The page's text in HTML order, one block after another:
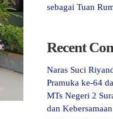
sebagai Tuan
Recent
Naras Suci
Pramuka ke-64
MTs Negeri 2
dan Kebersamaan